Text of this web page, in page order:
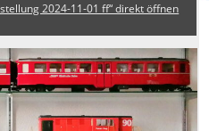
2024-11-01 ff“ direkt öffnen